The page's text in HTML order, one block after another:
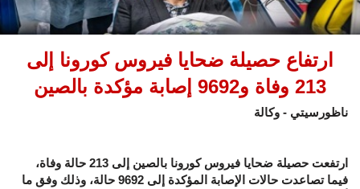
ارتفاع حصيلة ضحايا فيروس كورونا إلى
213 وفاة و9692 إصابة مؤكدة بالصين
ناظورسيتي - وكالة
ارتفعت حصيلة ضحايا فيروس كورونا بالصين إلى 213 حالة وفاة،
فيما تصاعدت حالات الإصابة المؤكدة إلى 9692 حالة، وذلك وفق ما